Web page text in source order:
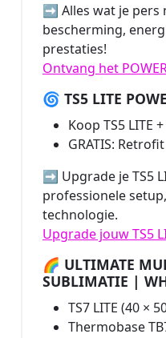
➡️ Alles wat je pers
bescherming,
prestaties!
Ontvang het
🌀 TS5 LITE
Koop TS5 LITE
GRATIS:
➡️ Upgrade je TS5
professionele
technologie.
Upgrade jouw TS5
🌈 ULTIMATE
SUBLIMATIE |
TS7 LITE (40 ×
Thermobase